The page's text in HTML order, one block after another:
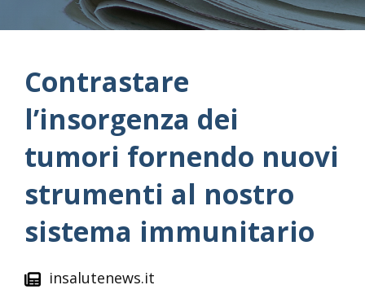
Contrastare
l’insorgenza dei
tumori fornendo nuovi
strumenti al nostro
sistema immunitario
insalutenews.it